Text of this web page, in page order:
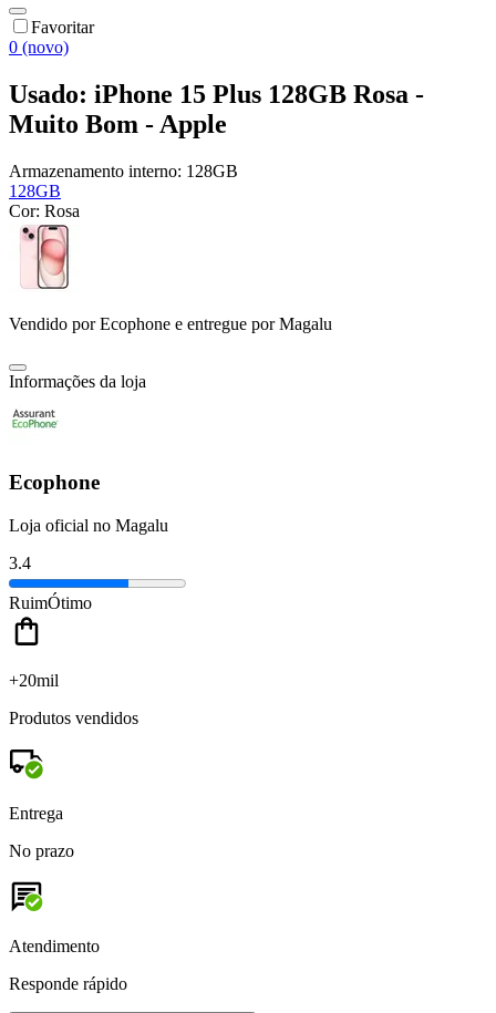
Favoritar
0 (novo)
Usado: iPhone 15 Plus 128GB Rosa -
Muito Bom - Apple
Armazenamento interno: 128GB
128GB
Cor: Rosa
Vendido porEcophone e entregue por Magalu
Informações da loja
Ecophone
Loja oficial no Magalu
3.4
RuimÓtimo
+20mil
Produtos vendidos
Entrega
No prazo
Atendimento
Responde rápido